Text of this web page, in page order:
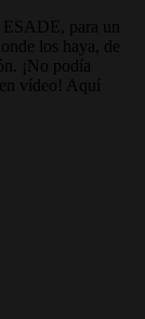
ESADE, para un
los haya, de
¡No podía
en vídeo! Aquí